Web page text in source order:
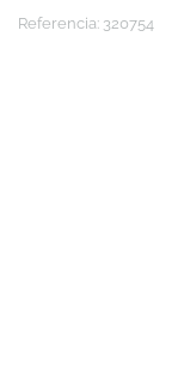
Referencia: 320754